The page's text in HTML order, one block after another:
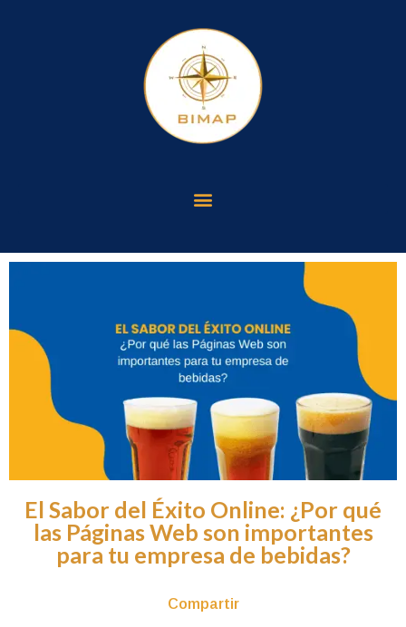
El Sabor del Éxito Online: ¿Por qué
las Páginas Web son importantes
para tu empresa de bebidas?
Compartir